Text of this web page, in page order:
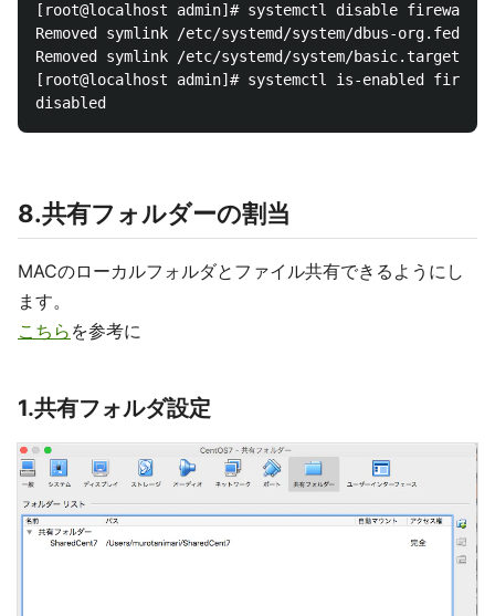
[root@localhost admin]# systemctl disable firewalld
Removed symlink /etc/systemd/system/dbus-
Removed symlink /etc/systemd/system/
[root@localhost admin]# systemctl is-enabled
8.共有フォルダーの割当
MACのローカルフォルダとファイル共有できるようにし
ます。
こちら を参考に
1.共有フォルダ設定